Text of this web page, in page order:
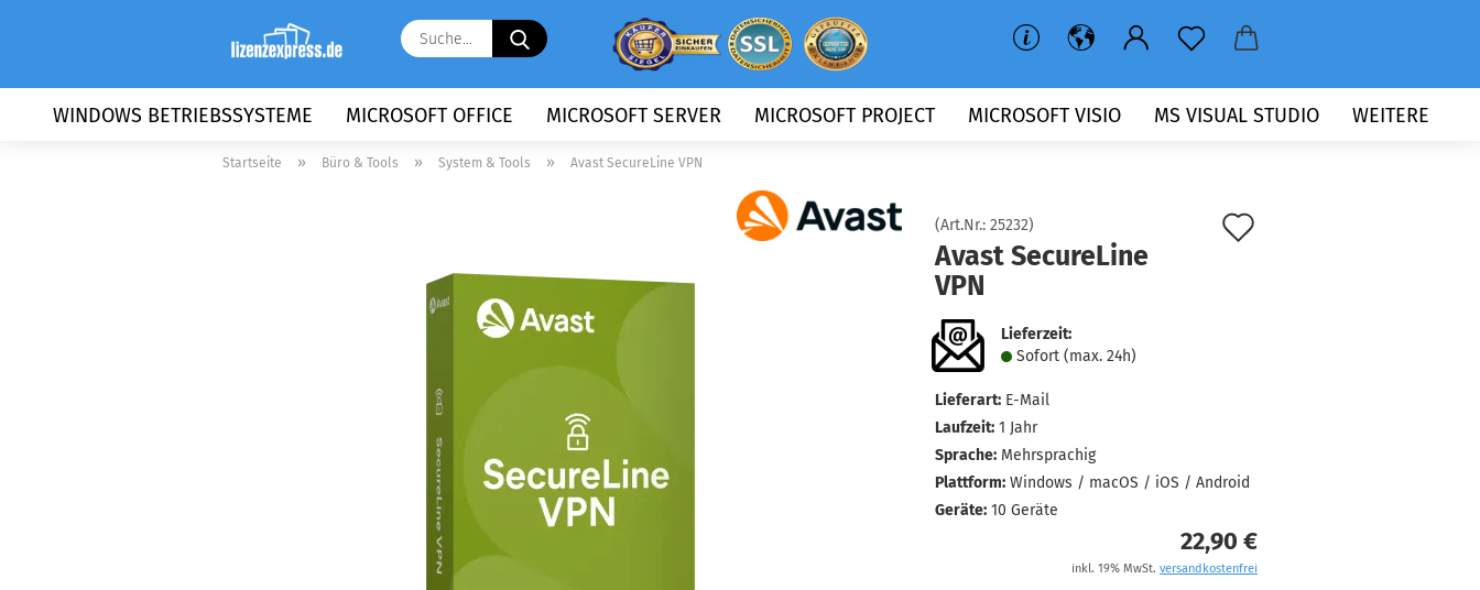
Suche...
WINDOWS BETRIEBSSYSTEME MICROSOFT OFFICE MICROSOFT SERVER MICROSOFT PROJECT MICROSOFT VISIO MS VISUAL STUDIO WEITERE
Startseite » Büro & Tools » System & Tools » Avast SecureLine VPN
(Art.Nr.: 25232)
Avast SecureLine
VPN
Lieferzeit:
Sofort (max. 24h)
Lieferart: E-Mail
Laufzeit: 1 Jahr
Sprache: Mehrsprachig
Plattform: Windows / macOS / iOS / Android
Geräte: 10 Geräte
22,90 €
inkl. 19% MwSt. versandkostenfrei